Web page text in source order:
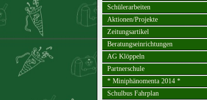
Schülerarbeiten
Aktionen/Projekte
Zeitungsartikel
Beratungseinrichtungen
AG Klöppeln
Partnerschule
* Miniphänomenta 2014 *
Schulbus Fahrplan